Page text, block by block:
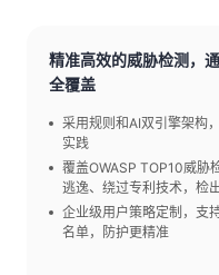
精准高效的威胁检测，
全覆盖
采用规则和AI双引擎架构
实践
覆盖OWASP TOP10威胁
逃逸、绕过专利技术，检
企业级用户策略定制，支
名单，防护更精准